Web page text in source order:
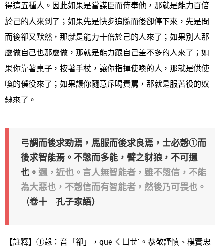
得這五種人。因此如果是當謀臣而侍奉他，那就是能力百倍
於己的人來到了；如果先是快步追隨而後卻停下來，先是問
而後卻又默然，那就是能力十倍於己的人來了；如果別人那
麼做自己也那麼做，那就是能力跟自己差不多的人來了；如
果你靠著桌子，按著手杖，讓你指揮使喚的人，那就是供使
喚的僕役來了；如果讓你隨意斥喝責罵，那就是服苦役的奴
隸來了。
弓調而後求勁焉，馬服而後求良焉，士必愨①而
後求智能焉。不愨而多能，譬之豺狼，不可邇
也。 邇，近也。言人無智能者，雖不愨信，不能
為大惡也，不愨信而有智能者，然後乃可畏也。
（卷十 孔子家語）
【註釋】①愨：音「卻」，què ㄑㄩㄝˋ。恭敬謹慎、樸實忠